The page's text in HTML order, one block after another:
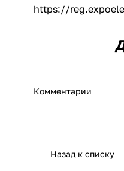
https://
Комментарии
Назад к списку